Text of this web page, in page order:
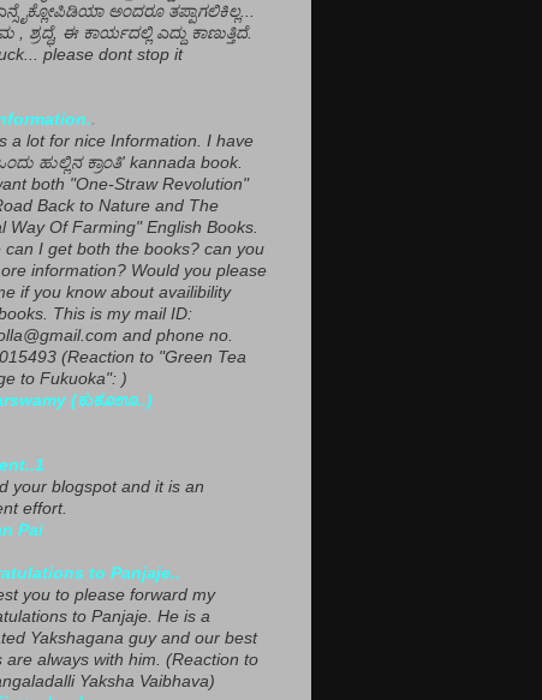
ಅಂದರೂ ತಪ್ಪಾಗಲಿಕಿಲ್ಲ...
, ಶ್ರದ್ಧೆ, ಈ ಕಾರ್ಯದಲ್ಲಿ ಎದ್ದು ಕಾಣುತ್ತಿದೆ.
please dont stop it
.
a lot for nice Information. I have
ಹುಲ್ಲಿನ ಕ್ರಾಂತಿ' kannada book.
both "One-Straw Revolution"
Back to Nature and The
Way Of Farming" English Books.
can I get both the books? can you
information? Would you please
if you know about availibility
This is my mail ID:
and phone no.
(Reaction to "Green Tea
to Fukuoka": )
(ಕುಕೂಊ..)
your blogspot and it is an
effort.
Pai
to Panjaje..
you to please forward my
to Panjaje. He is a
Yakshagana guy and our best
are always with him. (Reaction to
Yaksha Vaibhava)